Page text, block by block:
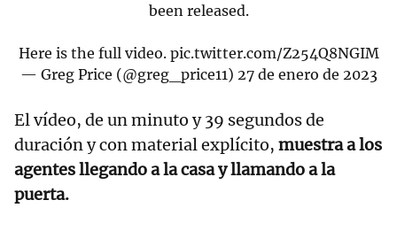
been released.
Here is the full video. pic.twitter.com/Z254Q8NGIM
— Greg Price (@greg_price11) 27 de enero de 2023
El vídeo, de un minuto y 39 segundos de
duración y con material explícito, muestra a los
agentes llegando a la casa y llamando a la
puerta.